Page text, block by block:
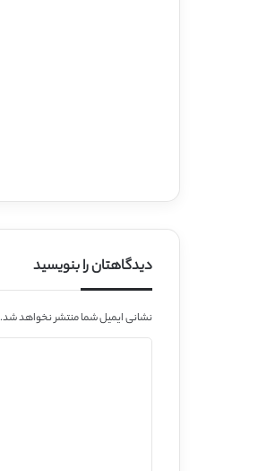
دیدگاهتان را بنویسید
نشانی ایمیل شما منتشر نخواهد شد.